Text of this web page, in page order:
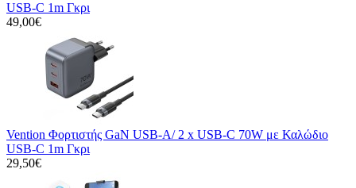
USB-C 1m Γκρι
49,00€
Vention Φορτιστής GaN USB-A/ 2 x USB-C 70W με Καλώδιο
USB-C 1m Γκρι
29,50€